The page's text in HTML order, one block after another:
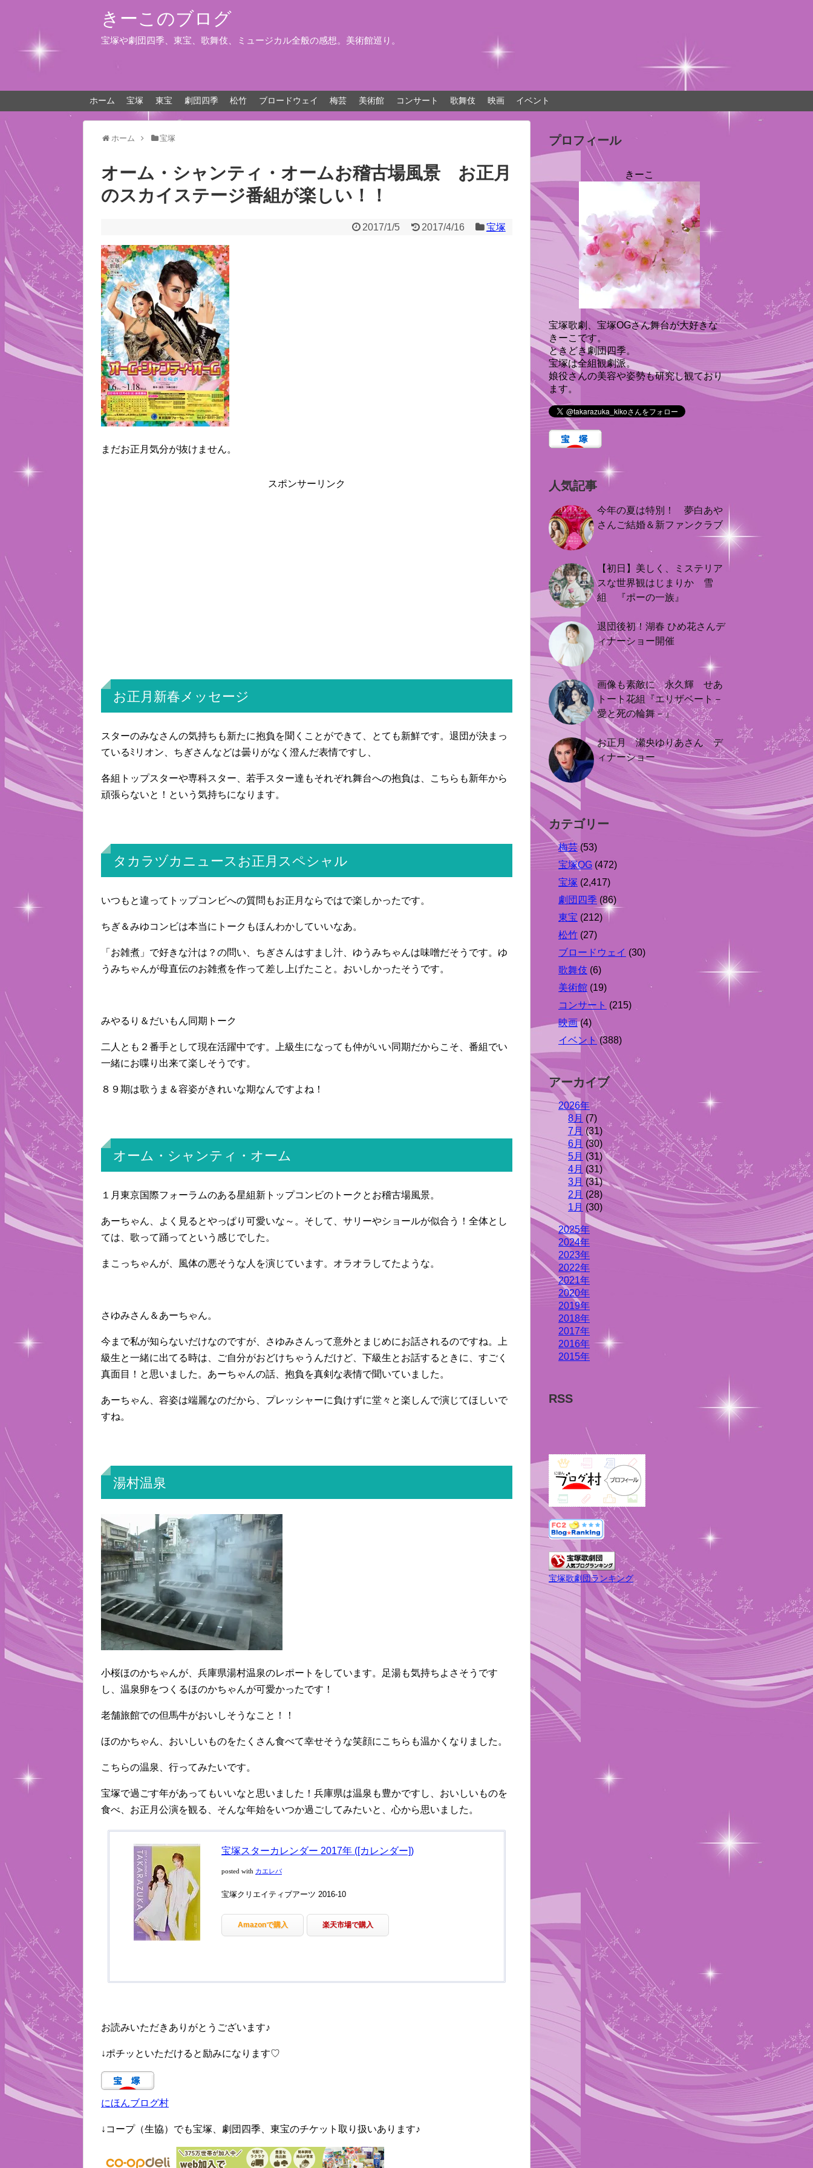
きーこのブログ
宝塚や劇団四季、東宝、歌舞伎、ミュージカル全般の感想。美術館巡り。
ホーム 宝塚 東宝 劇団四季 松竹 ブロードウェイ 梅芸 美術館 コンサート 歌舞伎 映画 イベント
ホーム 宝塚
オーム・シャンティ・オームお稽古場風景 お正月
のスカイステージ番組が楽しい！！
2017/1/5 2017/4/16 宝塚
まだお正月気分が抜けません。
スポンサーリンク
お正月新春メッセージ
スターのみなさんの気持ちも新たに抱負を聞くことができて、とても新鮮です。退団が決まっ
ているﾐリオン、ちぎさんなどは曇りがなく澄んだ表情ですし、
各組トップスターや専科スター、若手スター達もそれぞれ舞台への抱負は、こちらも新年から
頑張らないと！という気持ちになります。
タカラヅカニュースお正月スペシャル
いつもと違ってトップコンビへの質問もお正月ならではで楽しかったです。
ちぎ＆みゆコンビは本当にトークもほんわかしていいなあ。
「お雑煮」で好きな汁は？の問い、ちぎさんはすまし汁、ゆうみちゃんは味噌だそうです。ゆ
うみちゃんが母直伝のお雑煮を作って差し上げたこと。おいしかったそうです。
みやるり＆だいもん同期トーク
二人とも２番手として現在活躍中です。上級生になっても仲がいい同期だからこそ、番組でい
一緒にお喋り出来て楽しそうです。
８９期は歌うま＆容姿がきれいな期なんですよね！
オーム・シャンティ・オーム
１月東京国際フォーラムのある星組新トップコンビのトークとお稽古場風景。
あーちゃん、よく見るとやっぱり可愛いな～。そして、サリーやショールが似合う！全体とし
ては、歌って踊ってという感じでした。
まこっちゃんが、風体の悪そうな人を演じています。オラオラしてたような。
さゆみさん＆あーちゃん。
今まで私が知らないだけなのですが、さゆみさんって意外とまじめにお話されるのですね。上
級生と一緒に出てる時は、ご自分がおどけちゃうんだけど、下級生とお話するときに、すごく
真面目！と思いました。あーちゃんの話、抱負を真剣な表情で聞いていました。
あーちゃん、容姿は端麗なのだから、プレッシャーに負けずに堂々と楽しんで演じてほしいで
すね。
湯村温泉
小桜ほのかちゃんが、兵庫県湯村温泉のレポートをしています。足湯も気持ちよさそうです
し、温泉卵をつくるほのかちゃんが可愛かったです！
老舗旅館での但馬牛がおいしそうなこと！！
ほのかちゃん、おいしいものをたくさん食べて幸せそうな笑顔にこちらも温かくなりました。
こちらの温泉、行ってみたいです。
宝塚で過ごす年があってもいいなと思いました！兵庫県は温泉も豊かですし、おいしいものを
食べ、お正月公演を観る、そんな年始をいつか過ごしてみたいと、心から思いました。
宝塚スターカレンダー 2017年 ([カレンダー])
posted with カエレバ
宝塚クリエイティブアーツ 2016-10
Amazonで購入 楽天市場で購入
お読みいただきありがとうございます♪
↓ポチッといただけると励みになります♡
にほんブログ村
↓コープ（生協）でも宝塚、劇団四季、東宝のチケット取り扱いあります♪
プロフィール
きーこ
宝塚歌劇、宝塚OGさん舞台が大好きな
きーこです。
ときどき劇団四季。
宝塚は全組観劇派。
娘役さんの美容や姿勢も研究し観ており
ます。
人気記事
今年の夏は特別！ 夢白あや
さんご結婚＆新ファンクラブ
【初日】美しく、ミステリア
スな世界観はじまりか 雪
組 『ポーの一族』
退団後初！湖春 ひめ花さんデ
ィナーショー開催
画像も素敵に 永久輝 せあ
トート花組『エリザベート－
愛と死の輪舞－』
お正月 瀬央ゆりあさん デ
ィナーショー
カテゴリー
梅芸(53)
宝塚OG (472)
宝塚 (2,417)
劇団四季 (86)
東宝 (212)
松竹 (27)
ブロードウェイ (30)
歌舞伎 (6)
美術館 (19)
コンサート (215)
映画(4)
イベント(388)
アーカイブ
2026年
8月 (7)
7月 (31)
6月 (30)
5月 (31)
4月 (31)
3月 (31)
2月 (28)
1月 (30)
2025年
2024年
2023年
2022年
2021年
2020年
2019年
2018年
2017年
2016年
2015年
RSS
宝塚歌劇団ランキング